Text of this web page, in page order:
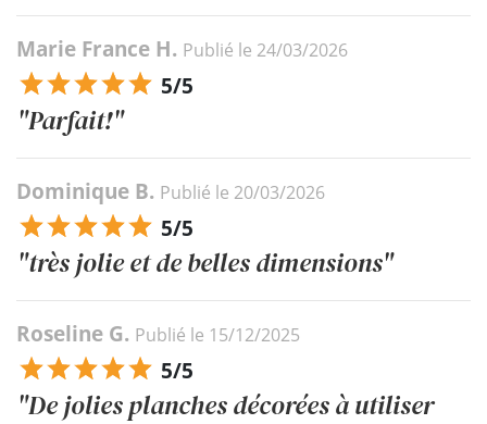
Marie France H. Publié le 24/03/2026
5/5
"Parfait!"
Dominique B. Publié le 20/03/2026
5/5
"très jolie et de belles dimensions"
Roseline G. Publié le 15/12/2025
5/5
"De jolies planches décorées à utiliser